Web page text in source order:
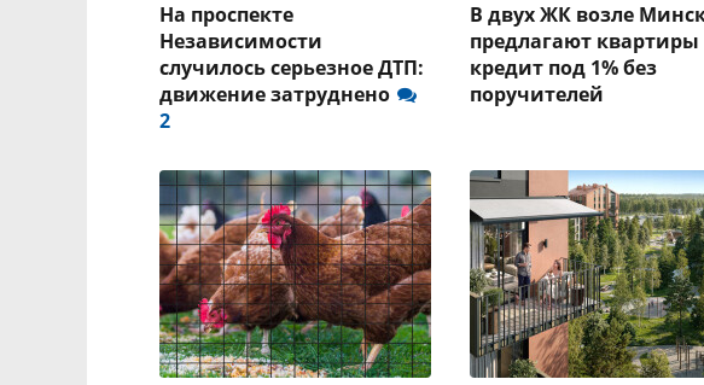
На проспекте
Независимости
случилось серьезное ДТП:
движение затруднено
2
В двух ЖК возле
предлагают квартиры
кредит под 1% без
поручителей